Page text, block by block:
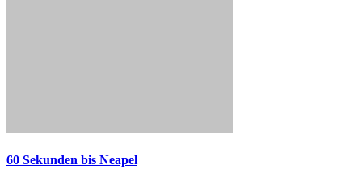
60 Sekunden bis Neapel